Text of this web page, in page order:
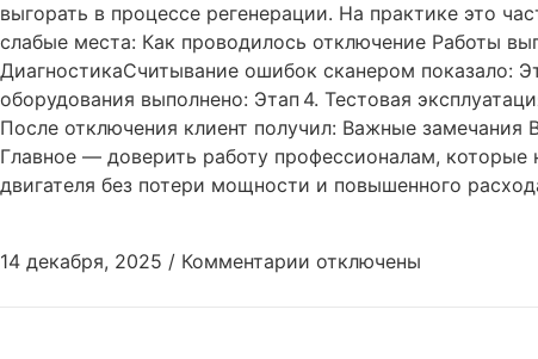
выгорать в процессе регенерации. На практике это
слабые места: Как проводилось отключение Работы
ДиагностикаСчитывание ошибок сканером показало:
оборудования выполнено: Этап 4. Тестовая
После отключения клиент получил: Важные
Главное — доверить работу профессионалам, которые
двигателя без потери мощности и повышенного
14 декабря, 2025 / Комментарии отключены